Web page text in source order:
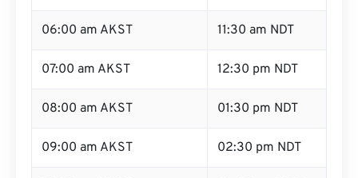
06:00 am AKST 11:30 am NDT
07:00 am AKST 12:30 pm NDT
08:00 am AKST 01:30 pm NDT
09:00 am AKST 02:30 pm NDT